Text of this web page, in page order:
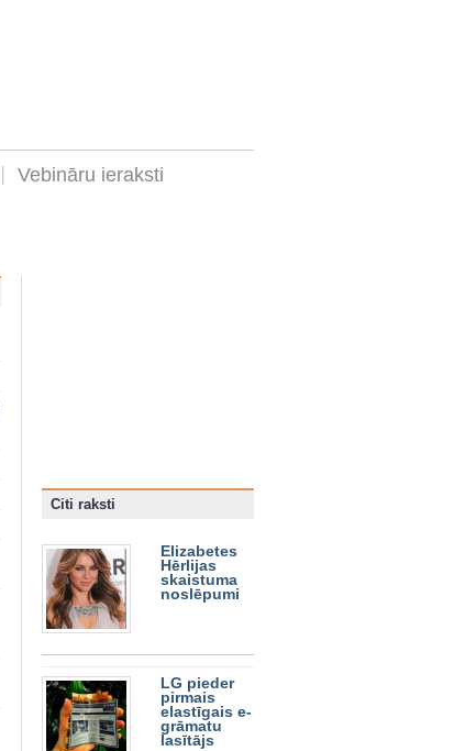
Vebināru ieraksti
Citi raksti
Elizabetes
Hērlijas
skaistuma
noslēpumi
LG pieder
pirmais
elastīgais e-
grāmatu
lasītājs